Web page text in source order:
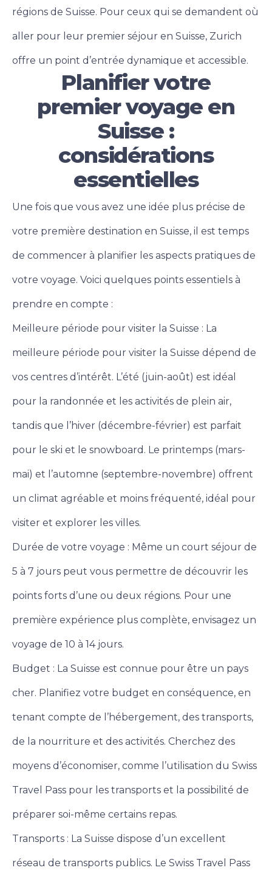
régions de Suisse. Pour ceux qui se demandent où
aller pour leur premier séjour en Suisse, Zurich
offre un point d’entrée dynamique et accessible.
Planifier votre
premier voyage en
Suisse :
considérations
essentielles
Une fois que vous avez une idée plus précise de
votre première destination en Suisse, il est temps
de commencer à planifier les aspects pratiques de
votre voyage. Voici quelques points essentiels à
prendre en compte :
Meilleure période pour visiter la Suisse : La
meilleure période pour visiter la Suisse dépend de
vos centres d’intérêt. L’été (juin-août) est idéal
pour la randonnée et les activités de plein air,
tandis que l’hiver (décembre-février) est parfait
pour le ski et le snowboard. Le printemps (mars-
mai) et l’automne (septembre-novembre) offrent
un climat agréable et moins fréquenté, idéal pour
visiter et explorer les villes.
Durée de votre voyage : Même un court séjour de
5 à 7 jours peut vous permettre de découvrir les
points forts d’une ou deux régions. Pour une
première expérience plus complète, envisagez un
voyage de 10 à 14 jours.
Budget : La Suisse est connue pour être un pays
cher. Planifiez votre budget en conséquence, en
tenant compte de l’hébergement, des transports,
de la nourriture et des activités. Cherchez des
moyens d’économiser, comme l’utilisation du Swiss
Travel Pass pour les transports et la possibilité de
préparer soi-même certains repas.
Transports : La Suisse dispose d’un excellent
réseau de transports publics. Le Swiss Travel Pass